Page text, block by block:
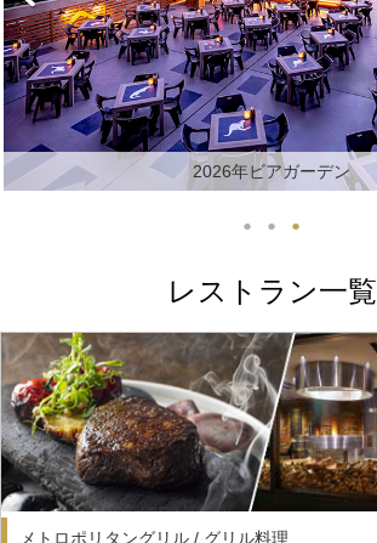
2026年ビアガーデン
レストラン一覧
メトロポリタングリル / グリル料理